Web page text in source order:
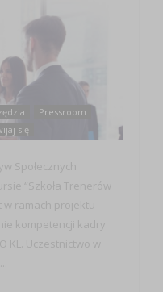
Pressroom
się
Społecznych
“Szkoła Trenerów
w ramach projektu
kompetencji kadry
KL. Uczestnictwo w